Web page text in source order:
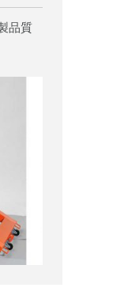
品質